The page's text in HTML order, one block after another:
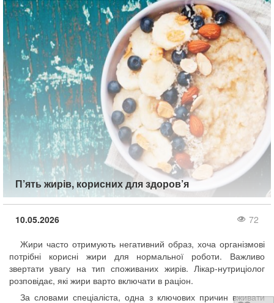
П’ять жирів, корисних для здоров’я
10.05.2026
72
Жири часто отримують негативний образ, хоча організмові
потрібні корисні жири для нормальної роботи. Важливо
звертати увагу на тип споживаних жирів. Лікар-нутриціолог
розповідає, які жири варто включати в раціон.
За словами спеціаліста, одна з ключових причин вживати